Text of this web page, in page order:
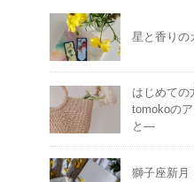
星と香りの
はじめての
tomokoの
と―
獅子座新月